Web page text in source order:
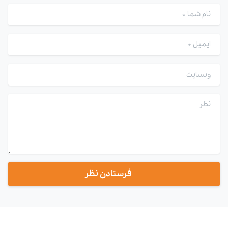
نام شما
ایمیل *
وبسایت
نظر